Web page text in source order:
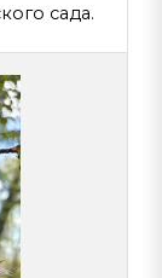
сада.